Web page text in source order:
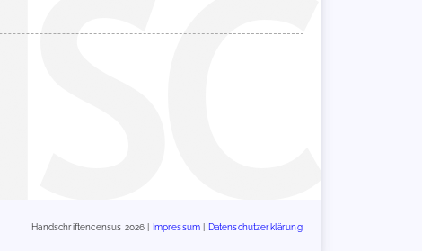
Handschriftencensus 2026 | Impressum Datenschutzerklärung